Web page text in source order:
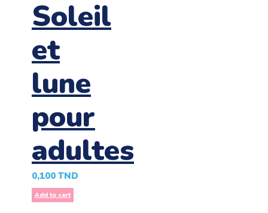
Soleil
et
lune
pour
adultes
0,100 TND
Add to cart